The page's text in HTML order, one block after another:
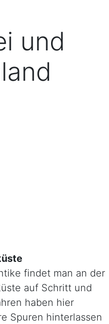
und
findet man an der
auf Schritt und
haben hier
Spuren hinterlassen